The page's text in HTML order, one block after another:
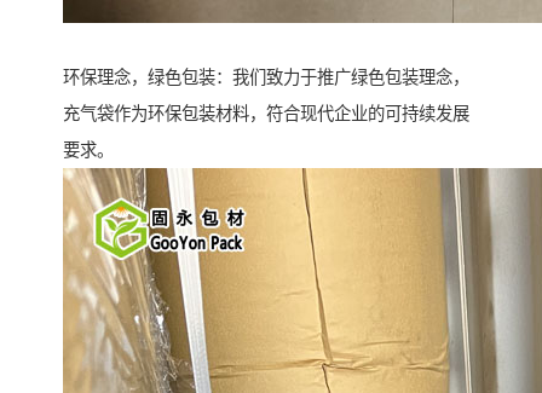
环保理念，绿色包装：我们致力于推广绿色包装理念，
充气袋作为环保包装材料，符合现代企业的可持续发展
要求。